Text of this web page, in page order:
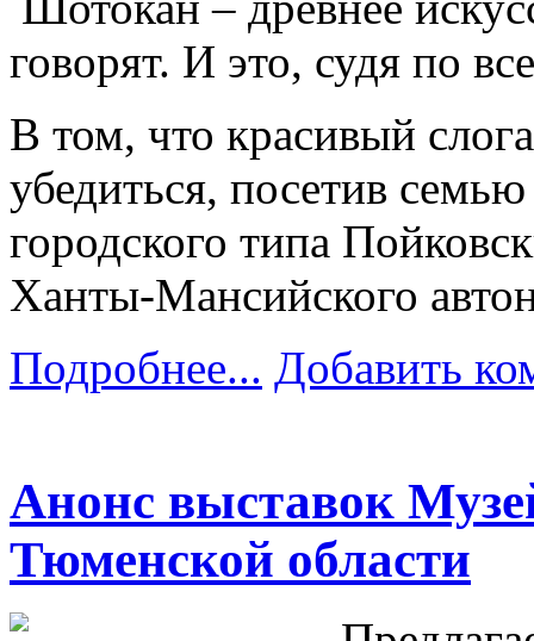
говорят. И это, судя по
В том, что красивый
убедиться, посетив
городского типа
Ханты-Мансийского
Подробнее... Добавить
Анонс выставок
Тюменской области